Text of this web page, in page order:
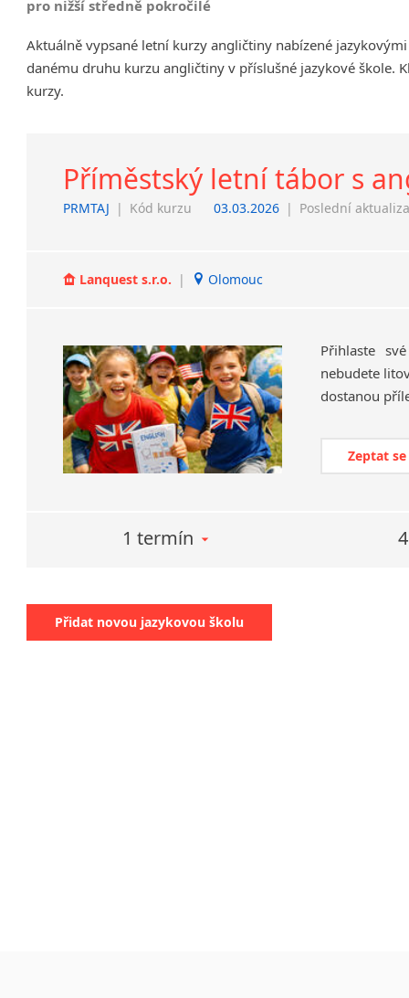
Děčín
Hodonín
Prostějov
Sedlčany
Tišnov
pro nižší středně pokročilé
Aktuálně vypsané letní kurzy angličtiny nabízené
danému druhu kurzu angličtiny v příslušné jazykové škole.
kurzy.
Příměstský letní tábor s
PRMTAJ | Kód kurzu 03.03.2026 | Poslední
Lanquest s.r.o. | Olomouc
Přihlaste
nebudete
Zeptat
1 termín
Přidat novou jazykovou školu